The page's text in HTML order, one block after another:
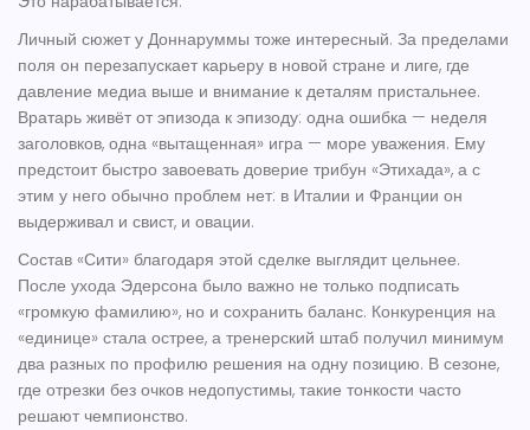
Личный сюжет у Доннаруммы тоже интересный. За пределами
поля он перезапускает карьеру в новой стране и лиге, где
давление медиа выше и внимание к деталям пристальнее.
Вратарь живёт от эпизода к эпизоду: одна ошибка — неделя
заголовков, одна «вытащенная» игра — море уважения. Ему
предстоит быстро завоевать доверие трибун «Этихада», а с
этим у него обычно проблем нет: в Италии и Франции он
выдерживал и свист, и овации.
Состав «Сити» благодаря этой сделке выглядит цельнее.
После ухода Эдерсона было важно не только подписать
«громкую фамилию», но и сохранить баланс. Конкуренция на
«единице» стала острее, а тренерский штаб получил минимум
два разных по профилю решения на одну позицию. В сезоне,
где отрезки без очков недопустимы, такие тонкости часто
решают чемпионство.